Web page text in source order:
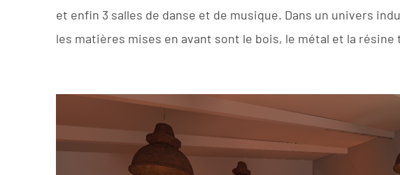
et enfin 3 salles de danse et de musique. Dans un univers
les matières mises en avant sont le bois, le métal et la résine